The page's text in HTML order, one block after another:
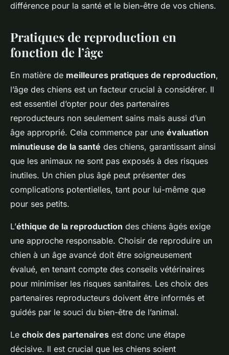
différence pour la santé et le bien-être de vos chiens.
Pratiques de reproduction en
fonction de l’âge
En matière de meilleures pratiques de reproduction,
l’âge des chiens est un facteur crucial à considérer. Il
est essentiel d’opter pour des partenaires
reproducteurs non seulement sains mais aussi d’un
âge approprié. Cela commence par une évaluation
minutieuse de la santé des chiens, garantissant ainsi
que les animaux ne sont pas exposés à des risques
inutiles. Un chien plus âgé peut présenter des
complications potentielles, tant pour lui-même que
pour ses petits.
L’éthique de la reproduction des chiens âgés exige
une approche responsable. Choisir de reproduire un
chien à un âge avancé doit être soigneusement
évalué, en tenant compte des conseils vétérinaires
pour minimiser les risques sanitaires. Les choix des
partenaires reproducteurs doivent être informés et
guidés par le souci du bien-être de l’animal.
Le choix des partenaires est donc une étape
décisive. Il est crucial que les chiens soient